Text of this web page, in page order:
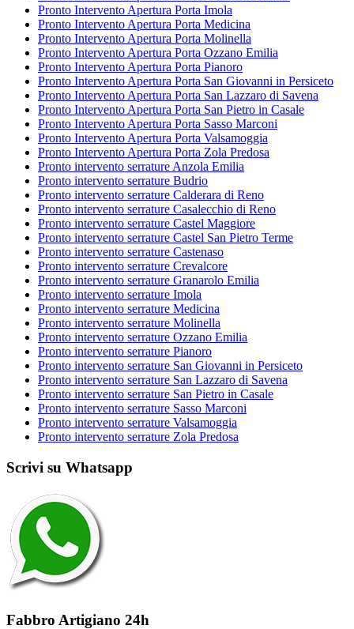
Pronto Intervento Apertura Porta Imola
Pronto Intervento Apertura Porta Medicina
Pronto Intervento Apertura Porta Molinella
Pronto Intervento Apertura Porta Ozzano Emilia
Pronto Intervento Apertura Porta Pianoro
Pronto Intervento Apertura Porta San Giovanni in Persiceto
Pronto Intervento Apertura Porta San Lazzaro di Savena
Pronto Intervento Apertura Porta San Pietro in Casale
Pronto Intervento Apertura Porta Sasso Marconi
Pronto Intervento Apertura Porta Valsamoggia
Pronto Intervento Apertura Porta Zola Predosa
Pronto intervento serrature Anzola Emilia
Pronto intervento serrature Budrio
Pronto intervento serrature Calderara di Reno
Pronto intervento serrature Casalecchio di Reno
Pronto intervento serrature Castel Maggiore
Pronto intervento serrature Castel San Pietro Terme
Pronto intervento serrature Castenaso
Pronto intervento serrature Crevalcore
Pronto intervento serrature Granarolo Emilia
Pronto intervento serrature Imola
Pronto intervento serrature Medicina
Pronto intervento serrature Molinella
Pronto intervento serrature Ozzano Emilia
Pronto intervento serrature Pianoro
Pronto intervento serrature San Giovanni in Persiceto
Pronto intervento serrature San Lazzaro di Savena
Pronto intervento serrature San Pietro in Casale
Pronto intervento serrature Sasso Marconi
Pronto intervento serrature Valsamoggia
Pronto intervento serrature Zola Predosa
Scrivi su Whatsapp
Fabbro Artigiano 24h